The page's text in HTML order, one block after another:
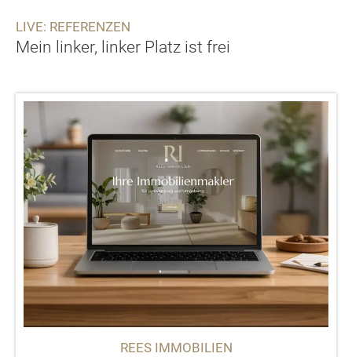
LIVE: REFERENZEN
Mein linker, linker Platz ist frei
REES IMMOBILIEN